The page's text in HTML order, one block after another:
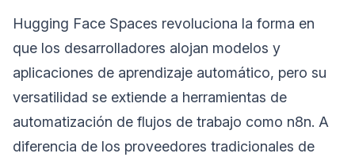
Hugging Face Spaces revoluciona la forma en
que los desarrolladores alojan modelos y
aplicaciones de aprendizaje automático, pero su
versatilidad se extiende a herramientas de
automatización de flujos de trabajo como n8n. A
diferencia de los proveedores tradicionales de